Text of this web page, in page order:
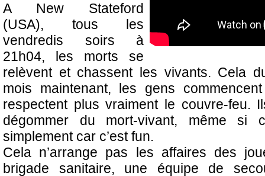
A New Stateford
(USA), tous les
vendredis soirs à
21h04, les morts se
relèvent et chassent les vivants. Cela
mois maintenant, les gens
respectent plus vraiment le couvre-feu.
dégommer du mort-vivant, même si
simplement car c’est fun.
Cela n’arrange pas les affaires des
brigade sanitaire, une équipe de